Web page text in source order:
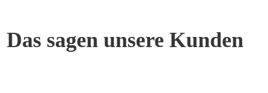
Das sagen unsere Kunden